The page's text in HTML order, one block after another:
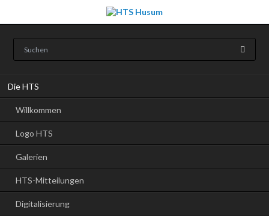
überspringen
Die HTS
Willkommen
Logo HTS
Galerien
HTS-Mitteilungen
Digitalisierung